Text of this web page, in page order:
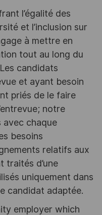
l’égalité des
et l’inclusion sur
à mettre en
tout au long du
candidats
et ayant besoin
priés de le faire
notre
avec chaque
besoins
relatifs aux
traités d’une
uniquement dans
candidat adaptée.
employer which